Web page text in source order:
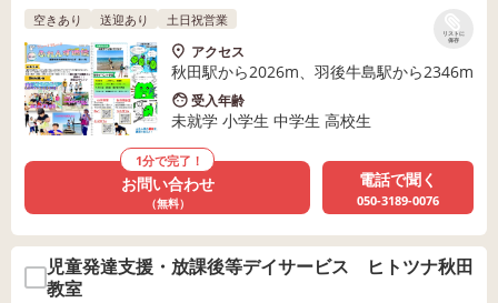
リストに
保存
空きあり 送迎あり 土日祝営業
アクセス
秋田駅から2026m、羽後牛島駅から2346m
受入年齢
未就学 小学生 中学生 高校生
1分で完了！
お問い合わせ
（無料）
電話で聞く
050-3189-0076
児童発達支援・放課後等デイサービス ヒトツナ秋田
教室